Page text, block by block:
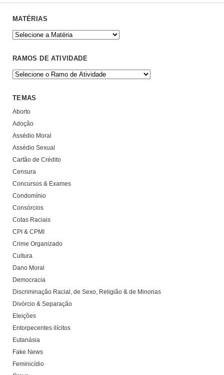
MATÉRIAS
RAMOS DE ATIVIDADE
TEMAS
Aborto
Adoção
Assédio Moral
Assédio Sexual
Cartão de Crédito
Censura
Concursos & Exames
Condomínio
Consórcios
Cotas Raciais
CPI & CPMI
Crime Organizado
Cultura
Dano Moral
Democracia
Discriminação Racial, de Sexo, Religião & de Minorias
Divórcio & Separação
Eleições
Entorpecentes ilícitos
Eutanásia
Fake News
Feminicídio